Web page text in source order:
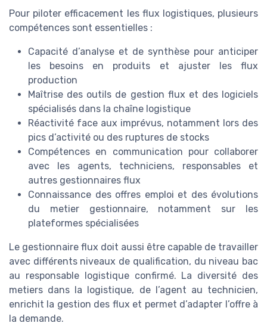
Pour piloter efficacement les flux logistiques, plusieurs
compétences sont essentielles :
Capacité d’analyse et de synthèse pour anticiper
les besoins en produits et ajuster les flux
production
Maîtrise des outils de gestion flux et des logiciels
spécialisés dans la chaîne logistique
Réactivité face aux imprévus, notamment lors des
pics d’activité ou des ruptures de stocks
Compétences en communication pour collaborer
avec les agents, techniciens, responsables et
autres gestionnaires flux
Connaissance des offres emploi et des évolutions
du metier gestionnaire, notamment sur les
plateformes spécialisées
Le gestionnaire flux doit aussi être capable de travailler
avec différents niveaux de qualification, du niveau bac
au responsable logistique confirmé. La diversité des
metiers dans la logistique, de l’agent au technicien,
enrichit la gestion des flux et permet d’adapter l’offre à
la demande.